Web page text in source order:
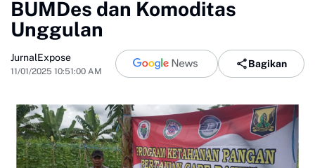
BUMDes dan Komoditas
Unggulan
JurnalExpose
11/01/2025 10:51:00 AM
Bagikan